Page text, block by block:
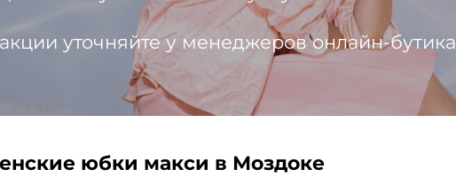
уточняйте у менеджеров онлайн-бутика
юбки макси в Моздоке